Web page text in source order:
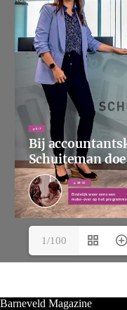
1/100
Barneveld Magazine